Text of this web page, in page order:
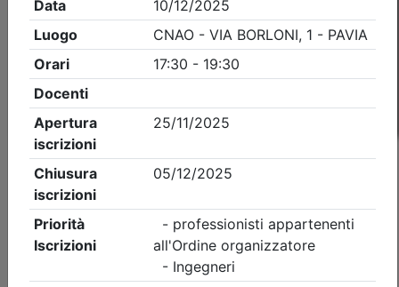
- Tipo Ordine/collegio:Ingegneri- Ordine:
Pavia- Eventi in programma dal8/8/2026
iCal Feed RSS
Dettagli evento
Gratuito